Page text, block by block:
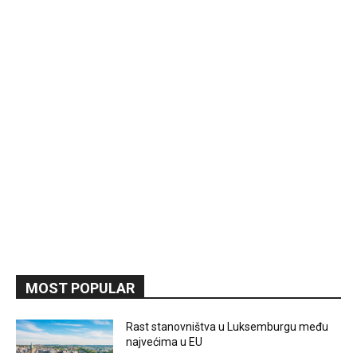
MOST POPULAR
Rast stanovništva u Luksemburgu među
najvećima u EU